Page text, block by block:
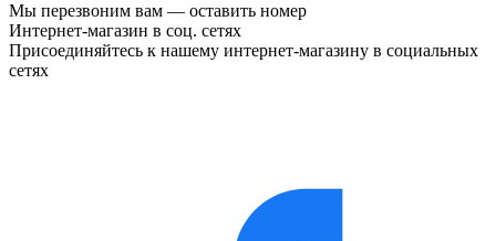
Мы перезвоним вам — оставить номер
Интернет-магазин в соц. сетях
Присоединяйтесь к нашему интернет-магазину в социальных
сетях